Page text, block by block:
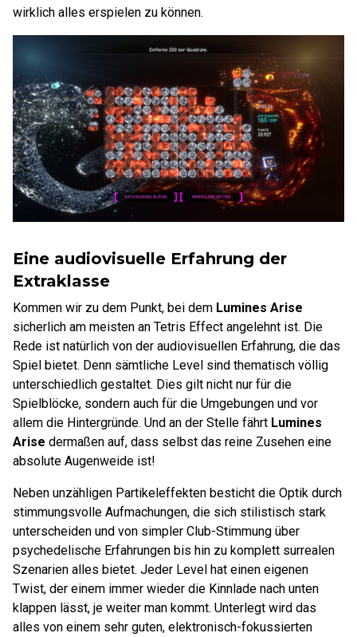
wirklich alles erspielen zu können.
Eine audiovisuelle Erfahrung der
Extraklasse
Kommen wir zu dem Punkt, bei dem Lumines Arise
sicherlich am meisten an Tetris Effect angelehnt ist. Die
Rede ist natürlich von der audiovisuellen Erfahrung, die das
Spiel bietet. Denn sämtliche Level sind thematisch völlig
unterschiedlich gestaltet. Dies gilt nicht nur für die
Spielblöcke, sondern auch für die Umgebungen und vor
allem die Hintergründe. Und an der Stelle fährt Lumines
Arise dermaßen auf, dass selbst das reine Zusehen eine
absolute Augenweide ist!
Neben unzähligen Partikeleffekten besticht die Optik durch
stimmungsvolle Aufmachungen, die sich stilistisch stark
unterscheiden und von simpler Club-Stimmung über
psychedelische Erfahrungen bis hin zu komplett surrealen
Szenarien alles bietet. Jeder Level hat einen eigenen
Twist, der einem immer wieder die Kinnlade nach unten
klappen lässt, je weiter man kommt. Unterlegt wird das
alles von einem sehr guten, elektronisch-fokussierten